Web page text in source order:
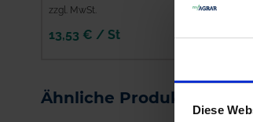
Diese
zzgl. MwSt.
13,53 € / St
zzgl.
4,70
Ähnliche Produkte